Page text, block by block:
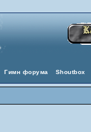
Shoutbox
Гимн форума